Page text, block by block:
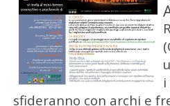
sfideranno con archi e